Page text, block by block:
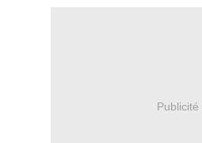
Publicité